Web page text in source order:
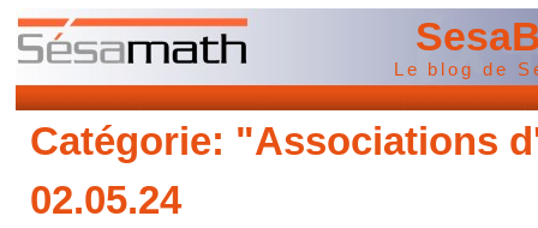
Le blog de
Catégorie: "Associations
02.05.24